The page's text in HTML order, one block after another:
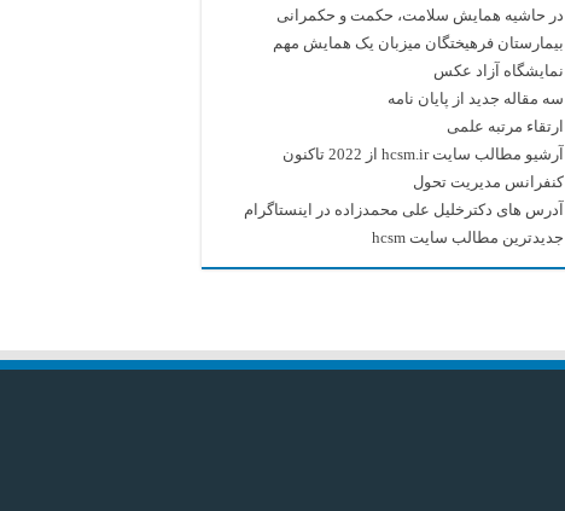
در حاشیه همایش سلامت، حکمت و حکمرانی
بیمارستان فرهیختگان میزبان یک همایش مهم
نمایشگاه آزاد عکس
سه مقاله جدید از پایان نامه
ارتقاء مرتبه علمی
آرشیو مطالب سایت hcsm.ir از 2022 تاکنون
کنفرانس مدیریت تحول
آدرس های دکترخلیل علی محمدزاده در اینستاگرام
جدیدترین مطالب سایت hcsm